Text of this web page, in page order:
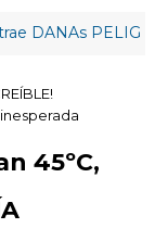
45ºC,